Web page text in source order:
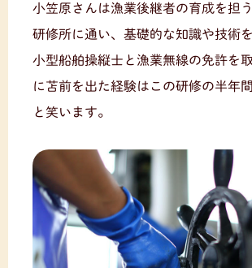
小笠原さんは漁業後継者の育成を担
研修所に通い、基礎的な知識や技術
小型船舶操縦士と漁業無線の免許を
に苫前を出た経験はこの研修の半年
と笑います。